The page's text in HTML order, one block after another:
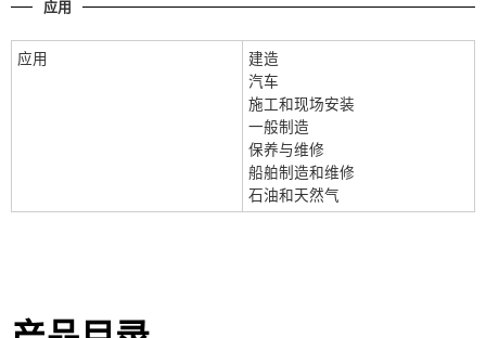
应用
应用
建造
汽车
施工和现场安装
一般制造
保养与维修
船舶制造和维修
石油和天然气